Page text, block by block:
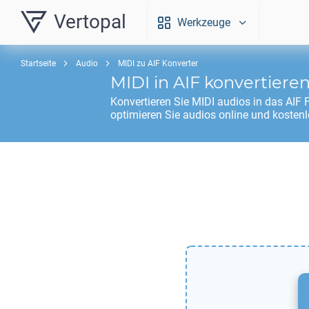
Vertopal Werkzeuge
Startseite Audio MIDI zu AIF Konverter
MIDI in AIF
Konvertieren Sie MIDI audios in das AIF
optimieren Sie audios online und